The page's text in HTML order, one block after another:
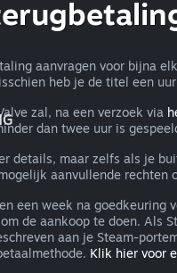
aanvragen voor bijna
heb je de titel een
zal, na een verzoek via
dan twee uur is
details, maar zelfs als je
aanvullende
een week na
de aankoop te doen. Als
aan je Steam-
Klik hier voor